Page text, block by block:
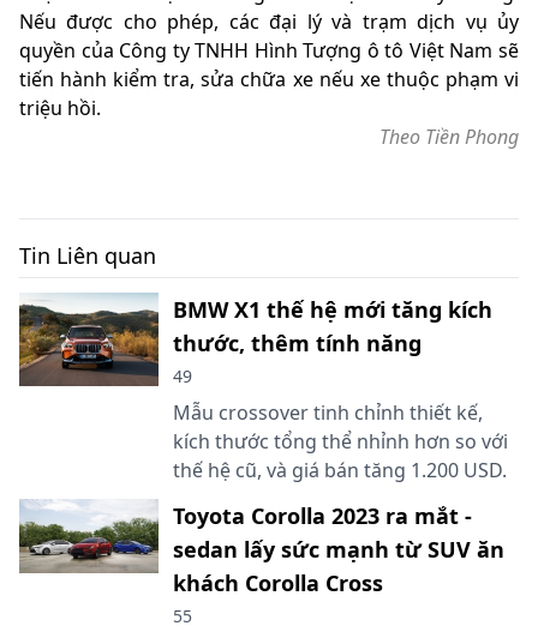
Nếu được cho phép, các đại lý và trạm dịch vụ ủy
quyền của Công ty TNHH Hình Tượng ô tô Việt Nam sẽ
tiến hành kiểm tra, sửa chữa xe nếu xe thuộc phạm vi
triệu hồi.
Theo Tiền Phong
Tin Liên quan
BMW X1 thế hệ mới tăng kích
thước, thêm tính năng
49
Mẫu crossover tinh chỉnh thiết kế,
kích thước tổng thể nhỉnh hơn so với
thế hệ cũ, và giá bán tăng 1.200 USD.
Toyota Corolla 2023 ra mắt -
sedan lấy sức mạnh từ SUV ăn
khách Corolla Cross
55